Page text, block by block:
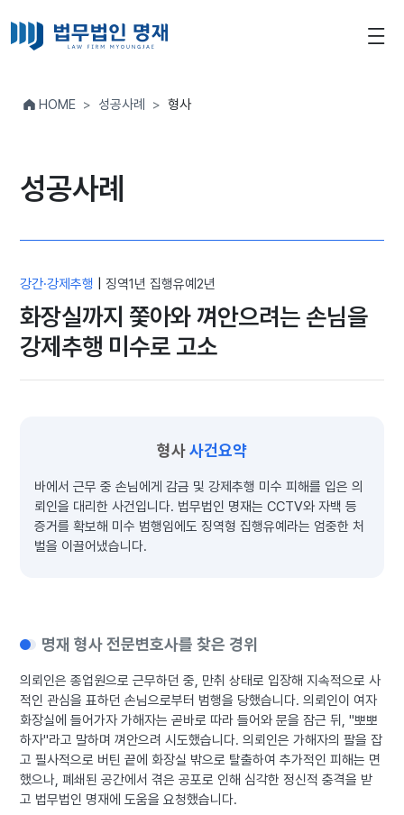
HOME 성공사례 형사
성공사례
강간·강제추행 징역1년 집행유예2년
화장실까지 쫓아와 껴안으려는 손님을
강제추행 미수로 고소
형사사건요약
바에서 근무 중 손님에게 감금 및 강제추행 미수 피해를 입은 의
뢰인을 대리한 사건입니다. 법무법인 명재는 CCTV와 자백 등
증거를 확보해 미수 범행임에도 징역형 집행유예라는 엄중한 처
벌을 이끌어냈습니다.
명재 형사 전문변호사를 찾은 경위
의뢰인은 종업원으로 근무하던 중, 만취 상태로 입장해 지속적으로 사
적인 관심을 표하던 손님으로부터 범행을 당했습니다. 의뢰인이 여자
화장실에 들어가자 가해자는 곧바로 따라 들어와 문을 잠근 뒤, "뽀뽀
하자"라고 말하며 껴안으려 시도했습니다. 의뢰인은 가해자의 팔을 잡
고 필사적으로 버틴 끝에 화장실 밖으로 탈출하여 추가적인 피해는 면
했으나, 폐쇄된 공간에서 겪은 공포로 인해 심각한 정신적 충격을 받
고 법무법인 명재에 도움을 요청했습니다.